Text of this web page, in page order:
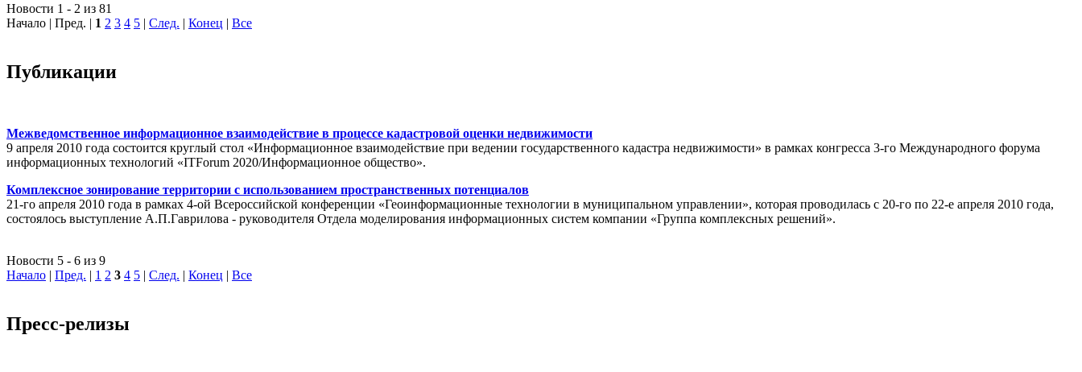
Новости 1 - 2 из 81
Начало | Пред. | 1 2 3 4 5 | След. | Конец | Все
Публикации
Межведомственное информационное взаимодействие в процессе кадастровой оценки недвижимости
9 апреля 2010 года состоится круглый стол «Информационное взаимодействие при ведении государственного кадастра недвижимости» в рамках конгресса 3-го Международного форума
информационных технологий «ITForum 2020/Информационное общество».
Комплексное зонирование территории с использованием пространственных потенциалов
21-го апреля 2010 года в рамках 4-ой Всероссийской конференции «Геоинформационные технологии в муниципальном управлении», которая проводилась с 20-го по 22-е апреля 2010 года,
состоялось выступление А.П.Гаврилова - руководителя Отдела моделирования информационных систем компании «Группа комплексных решений».
Новости 5 - 6 из 9
Начало | Пред. | 1 2 3 4 5 | След. | Конец | Все
Пресс-релизы